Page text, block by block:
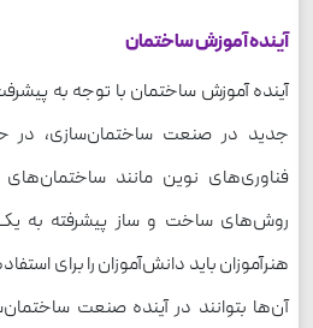
آینده آموزش ساختمان
آینده آموزش ساختمان با توجه به
جدید در صنعت ساختمان‌سازی، در
فناوری‌های نوین مانند
روش‌های ساخت و ساز پیشرفته به
هنرآموزان باید دانش‌آموزان را برای
آن‌ها بتوانند در آینده صنعت